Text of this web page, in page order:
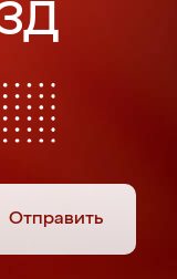
Отправить